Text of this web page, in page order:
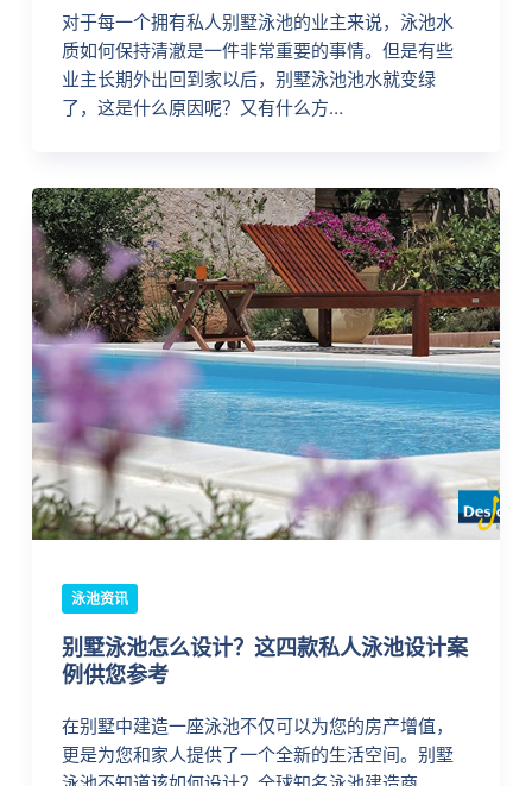
对于每一个拥有私人别墅泳池的业主来说，泳池水
质如何保持清澈是一件非常重要的事情。但是有些
业主长期外出回到家以后，别墅泳池池水就变绿
了，这是什么原因呢？又有什么方…
泳池资讯
别墅泳池怎么设计？这四款私人泳池设计案
例供您参考
在别墅中建造一座泳池不仅可以为您的房产增值，
更是为您和家人提供了一个全新的生活空间。别墅